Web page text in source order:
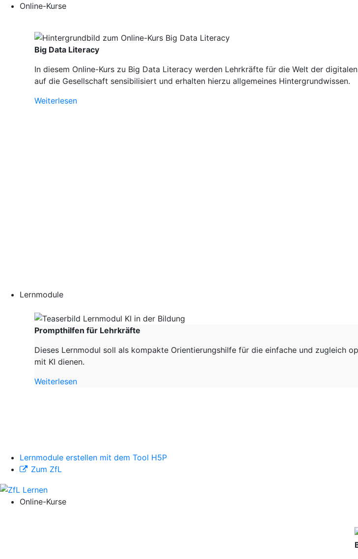
Online-Kurse
Big Data Literacy
In diesem Online-Kurs zu Big Data Literacy werden Lehrkräfte für die Welt der
auf die Gesellschaft sensibilisiert und erhalten hierzu allgemeines Hintergrundwissen.
Weiterlesen
Lernmodule
Prompthilfen für Lehrkräfte
Dieses Lernmodul soll als kompakte Orientierungshilfe für die einfache und zugleich
mit KI dienen.
Weiterlesen
Lernmodule erstellen mit dem Tool H5P
Zum ZfL
Online-Kurse